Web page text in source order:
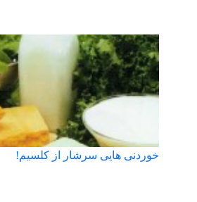
خوردنی هایی سرشار از کلسیم!